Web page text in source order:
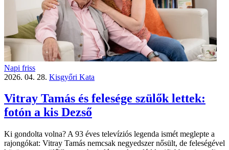
Napi friss
2026. 04. 28. Kisgyőri Kata
Vitray Tamás és felesége szülők lettek:
fotón a kis Dezső
Ki gondolta volna? A 93 éves televíziós legenda ismét meglepte a
rajongókat: Vitray Tamás nemcsak negyedszer nősült, de feleségével